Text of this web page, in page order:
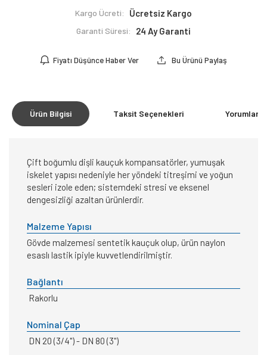
Kargo Ücreti: Ücretsiz Kargo
Garanti Süresi: 24 Ay Garanti
Fiyatı Düşünce Haber Ver Bu Ürünü Paylaş
Ürün Bilgisi Taksit Seçenekleri Yorumlar
Çift boğumlu dişli kauçuk kompansatörler, yumuşak
iskelet yapısı nedeniyle her yöndeki titreşimi ve yoğun
sesleri izole eden; sistemdeki stresi ve eksenel
dengesizliği azaltan ürünlerdir.
Malzeme Yapısı
Gövde malzemesi sentetik kauçuk olup, ürün naylon
esaslı lastik ipiyle kuvvetlendirilmiştir.
Bağlantı
Rakorlu
Nominal Çap
DN 20 (3/4") - DN 80 (3")